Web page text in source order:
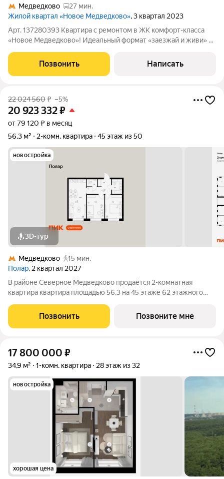
Медведково
27 мин.
Жилой квартал «Новое Медведково», 3 квартал 2023
Арт. 137280393 Квартира с ремонтом в ЖК комфорт-класса
«Новое Медведково»! Идеальный формат «заезжай и живи» в
Подмосковья. 1) Локация и домАдрес: МО, г. Мытищи, проспект
Астрахова, д. 14. Расположение: 2
Позвонить Написать
22 024 560₽ –5%
20 923 332₽
от 79 120 ₽ в месяц
56,3 м²
2-комн. квартира 45 этаж из 50
новостройка
3D-тур
Медведково
15 мин.
Полар, 2 квартал 2027
В районе Северное Медведково продаётся 2-комнатная
квартира квартира площадью 56.3 на 45 этаже 62 этажного
расположение 17 минут пешком до станции метро
«Медведково». 8 минут на автомобиле до
Позвонить Позвоните мне
17 800 000 ₽
34,9 м² 1-комн. квартира 28 этаж из 32
новостройка
хорошая цена